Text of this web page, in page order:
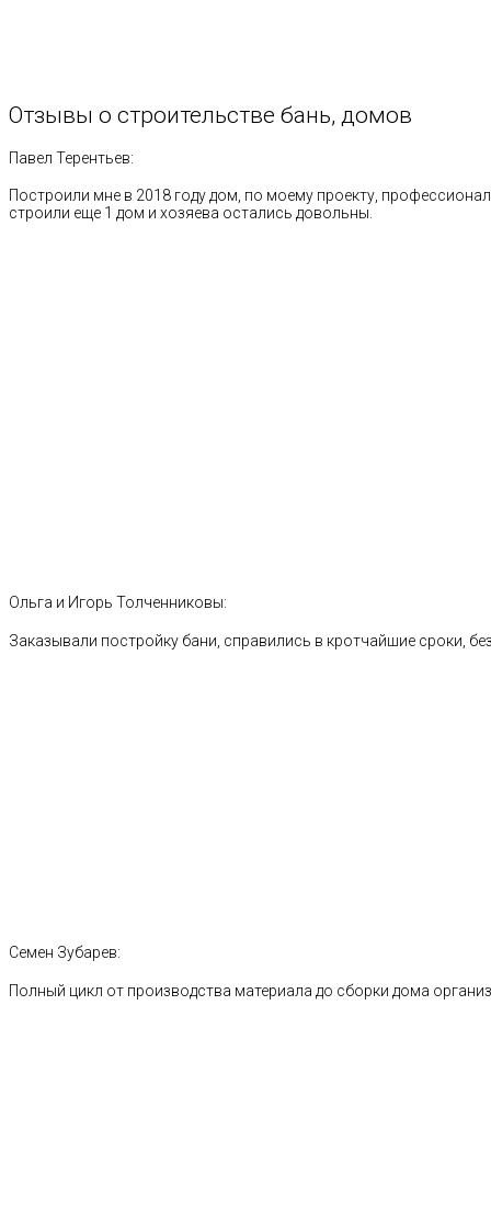
Отзывы о строительстве бань, домов
Павел Терентьев:
Построили мне в 2018 году дом, по моему проекту,
строили еще 1 дом и хозяева остались довольны.
Ольга и Игорь Толченниковы:
Заказывали постройку бани, справились в кротчайшие сроки,
Семен Зубарев:
Полный цикл от производства материала до сборки дома